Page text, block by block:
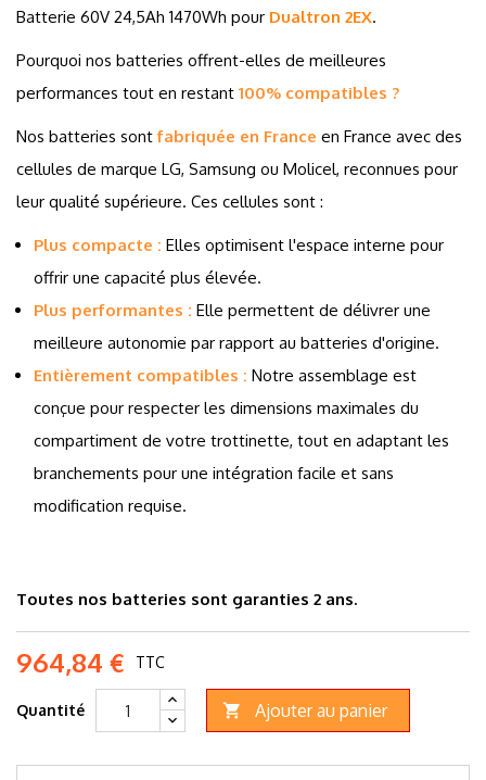
Batterie 60V 24,5Ah 1470Wh pour Dualtron 2EX.
Pourquoi nos batteries offrent-elles de meilleures
performances tout en restant 100% compatibles ?
Nos batteries sontfabriquée en France en France avec des
cellules de marque LG, Samsung ou Molicel, reconnues pour
leur qualité supérieure. Ces cellules sont :
Plus compacte : Elles optimisent l'espace interne pour
offrir une capacité plus élevée.
Plus performantes : Elle permettent de délivrer une
meilleure autonomie par rapport au batteries d'origine.
Entièrement compatibles : Notre assemblage est
conçue pour respecter les dimensions maximales du
compartiment de votre trottinette, tout en adaptant les
branchements pour une intégration facile et sans
modification requise.
Toutes nos batteries sont garanties 2 ans.
964,84 € TTC
Quantité  Ajouter au panier